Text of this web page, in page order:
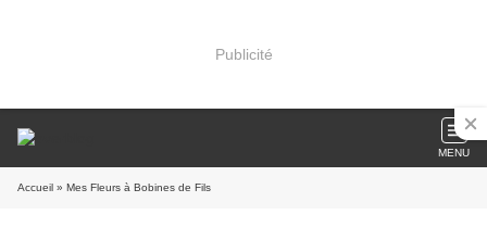
Publicité
MENU
Accueil » Mes Fleurs à Bobines de Fils